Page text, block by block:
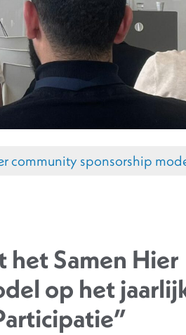
community sponsorship
het Samen Hier
op het